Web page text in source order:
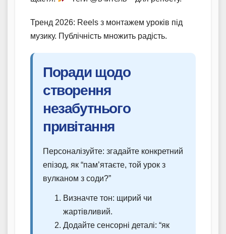
Тренд 2026: Reels з монтажем уроків під
музику. Публічність множить радість.
Поради щодо
створення
незабутнього
привітання
Персоналізуйте: згадайте конкретний
епізод, як “пам’ятаєте, той урок з
вулканом з соди?”
Визначте тон: щирий чи
жартівливий.
Додайте сенсорні деталі: “як